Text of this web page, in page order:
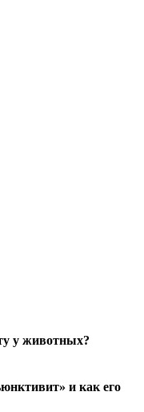
у животных?
и как его